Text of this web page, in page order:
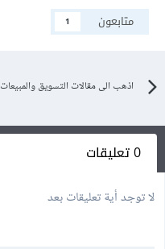
متابعون 1
اذهب الى مقالات التسويق والمبيعات
0 تعليقات
لا توجد أية تعليقات بعد